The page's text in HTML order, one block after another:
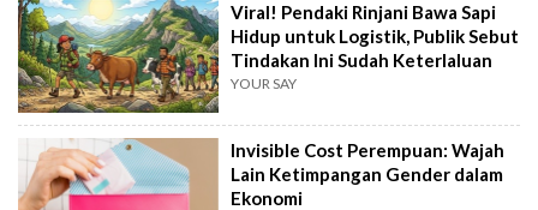
Viral! Pendaki Rinjani Bawa Sapi
Hidup untuk Logistik, Publik Sebut
Tindakan Ini Sudah Keterlaluan
YOUR SAY
Invisible Cost Perempuan: Wajah
Lain Ketimpangan Gender dalam
Ekonomi